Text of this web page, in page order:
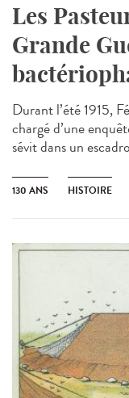
Les
Grande
Durant l’été 1915,
chargé d’une
sévit dans un
130 ANS HISTOIRE